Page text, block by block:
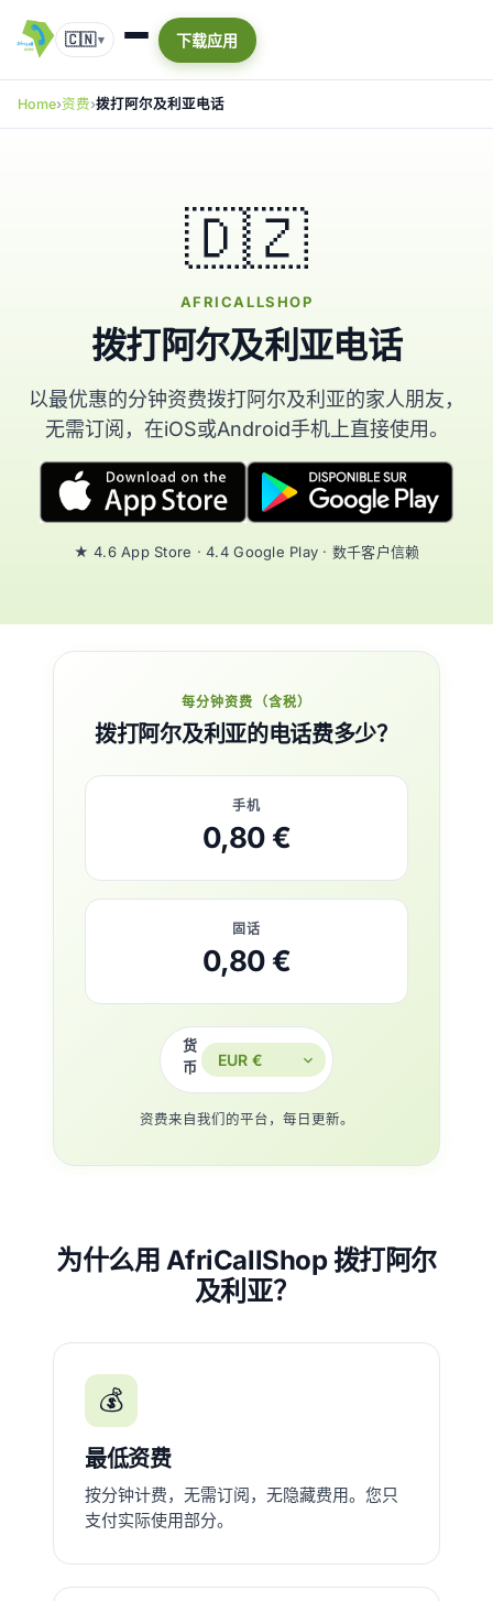
🇨🇳▾ 下载应用
Home 资费 拨打阿尔及利亚电话
🇩🇿
AFRICALLSHOP
拨打阿尔及利亚电话
以最优惠的分钟资费拨打阿尔及利亚的家人朋友，
无需订阅，在iOS或Android手机上直接使用。
★ 4.6 App Store · 4.4 Google Play · 数千客户信赖
每分钟资费（含税）
拨打阿尔及利亚的电话费多少？
手机
0,80 €
固话
0,80 €
货
币
资费来自我们的平台，每日更新。
为什么用 AfriCallShop 拨打阿尔
及利亚？
💰
最低资费
按分钟计费，无需订阅，无隐藏费用。您只
支付实际使用部分。